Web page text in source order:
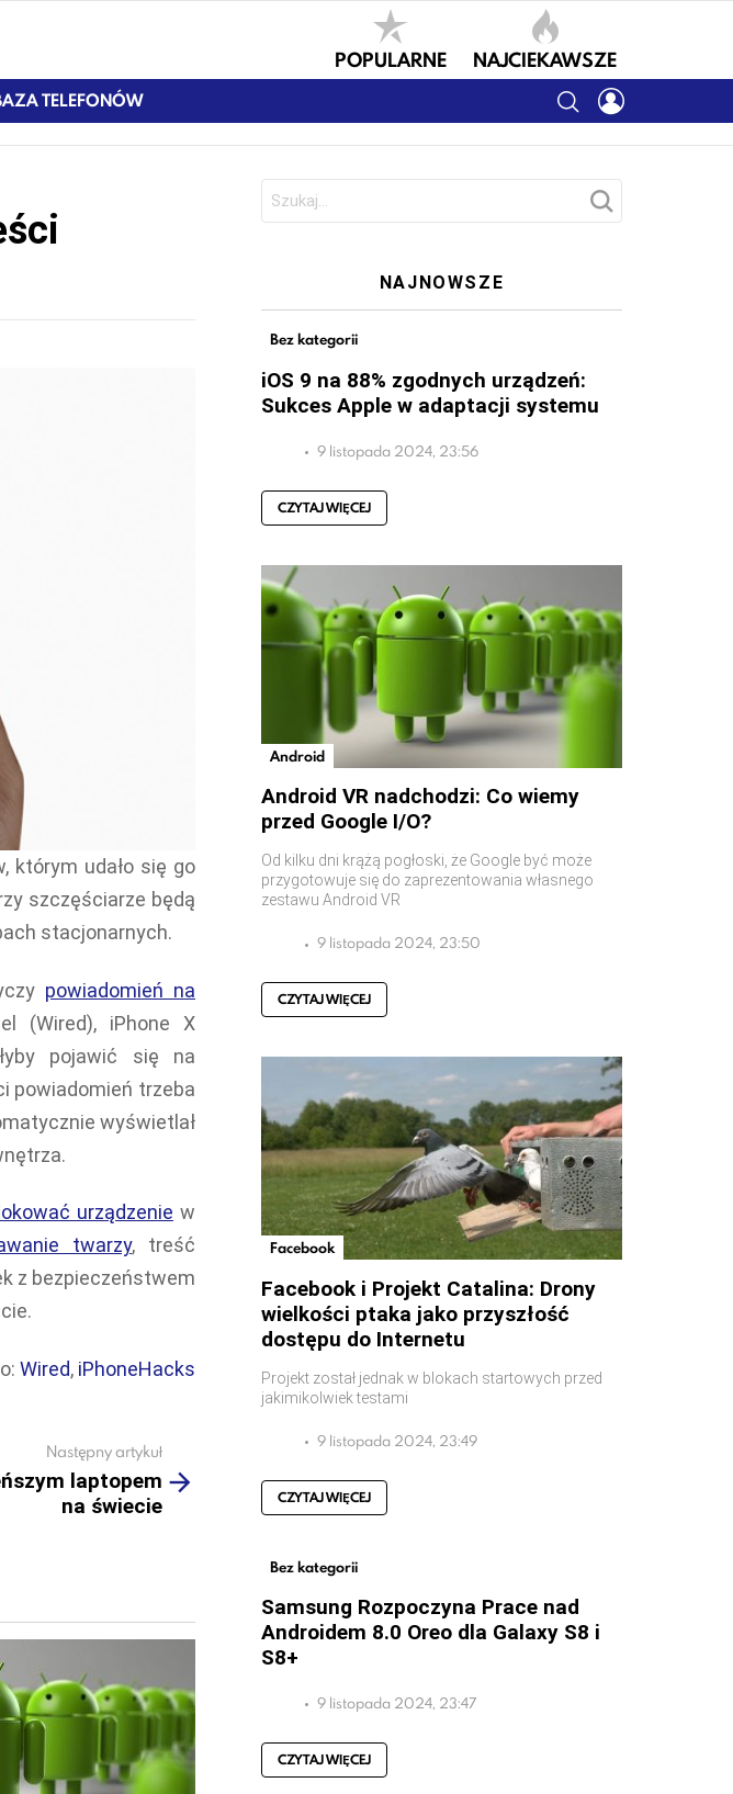
POPULARNE NAJCIEKAWSZE
TELEFONÓW SEARCH
którym udało się go
szczęściarze będą
stacjonarnych.
powiadomień na
(Wired), iPhone X
pojawić się na
powiadomień trzeba
wyświetlał
urządzenie w
twarzy, treść
z bezpieczeństwem
Wired, iPhoneHacks
Następny artykuł
laptopem
na świecie
NAJNOWSZE
Bez kategorii
iOS 9 na 88% zgodnych urządzeń:
Sukces Apple w adaptacji systemu
9 listopada 2024, 23:56
CZYTAJ WIĘCEJ
Android
Android VR nadchodzi: Co wiemy
przed Google I/O?
Od kilku dni krążą pogłoski, że Google być może
przygotowuje się do zaprezentowania własnego
zestawu Android VR
9 listopada 2024, 23:50
CZYTAJ WIĘCEJ
Facebook
Facebook i Projekt Catalina: Drony
wielkości ptaka jako przyszłość
dostępu do Internetu
Projekt został jednak w blokach startowych przed
jakimikolwiek testami
9 listopada 2024, 23:49
CZYTAJ WIĘCEJ
Bez kategorii
Samsung Rozpoczyna Prace nad
Androidem 8.0 Oreo dla Galaxy S8 i
S8+
9 listopada 2024, 23:47
CZYTAJ WIĘCEJ